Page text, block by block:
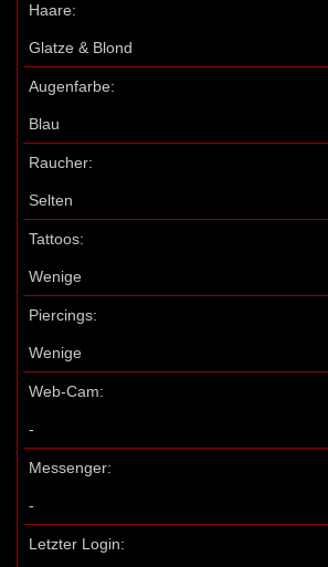
Haare:
Glatze & Blond
Augenfarbe:
Blau
Raucher:
Selten
Tattoos:
Wenige
Piercings:
Wenige
Web-Cam:
-
Messenger:
-
Letzter Login: